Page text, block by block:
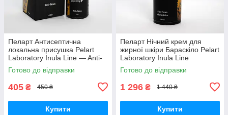
Пеларт Антисептична
локальна присушка Pelart
Laboratory Inula Line — Anti-
aknus, 30 мл
Готово до відправки
405 ₴ 450 ₴
Купити
Пеларт Нічний крем для
жирної шкіри Бараскіло Pelart
Laboratory Inula Line
Barraskilo, 50 мл
Готово до відправки
1 296 ₴ 1 440 ₴
Купити